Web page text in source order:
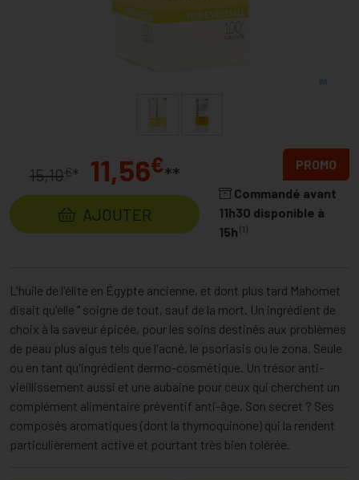
15,10€* 11,56€**
AJOUTER
PROMO
Commandé avant
11h30 disponible à
15h (1)
L'huile de l'élite en Égypte ancienne, et dont plus tard Mahomet
disait qu'elle " soigne de tout, sauf de la mort. Un ingrédient de
choix à la saveur épicée, pour les soins destinés aux problèmes
de peau plus aigus tels que l'acné, le psoriasis ou le zona. Seule
ou en tant qu'ingrédient dermo-cosmétique. Un trésor anti-
vieillissement aussi et une aubaine pour ceux qui cherchent un
complément alimentaire préventif anti-âge. Son secret ? Ses
composés aromatiques (dont la thymoquinone) qui la rendent
particulièrement active et pourtant très bien tolérée.